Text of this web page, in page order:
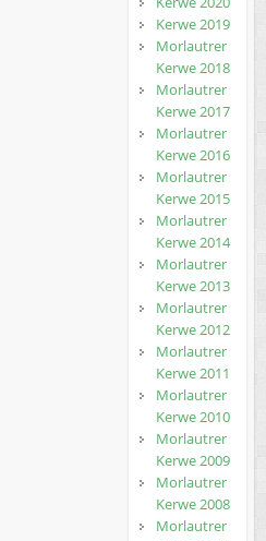
Kerwe 2019
Morlautrer
Kerwe 2018
Morlautrer
Kerwe 2017
Morlautrer
Kerwe 2016
Morlautrer
Kerwe 2015
Morlautrer
Kerwe 2014
Morlautrer
Kerwe 2013
Morlautrer
Kerwe 2012
Morlautrer
Kerwe 2011
Morlautrer
Kerwe 2010
Morlautrer
Kerwe 2009
Morlautrer
Kerwe 2008
Morlautrer